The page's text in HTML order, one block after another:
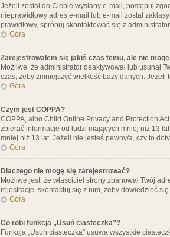
Jeżeli został do Ciebie wysłany e-mail, postępuj
nieprawidłowy adres e-mail lub e-mail został
prawidłowy, spróbuj skontaktować się z
Góra
Zarejestrowałem się jakiś czas temu, ale nie
Możliwe, że administrator deaktywował lub usunął
czas, żeby zmniejszyć wielkość bazy danych.
Góra
Czym jest COPPA?
COPPA, albo Child Online Privacy and Protection
zbierać informacje od ludzi mających mniej niż 13
mniej niż 13 lat. Jeżeli nie jesteś pewny/a, czy to
Góra
Dlaczego nie mogę się zarejestrować?
Możliwe jest, że właściciel strony zbanował Twój
rejestracje, skontaktuj się z nim, żeby dowiedzieć
Góra
Co robi funkcja „Usuń ciasteczka”?
Funkcja „Usuń ciasteczka” usuwa wszystkie